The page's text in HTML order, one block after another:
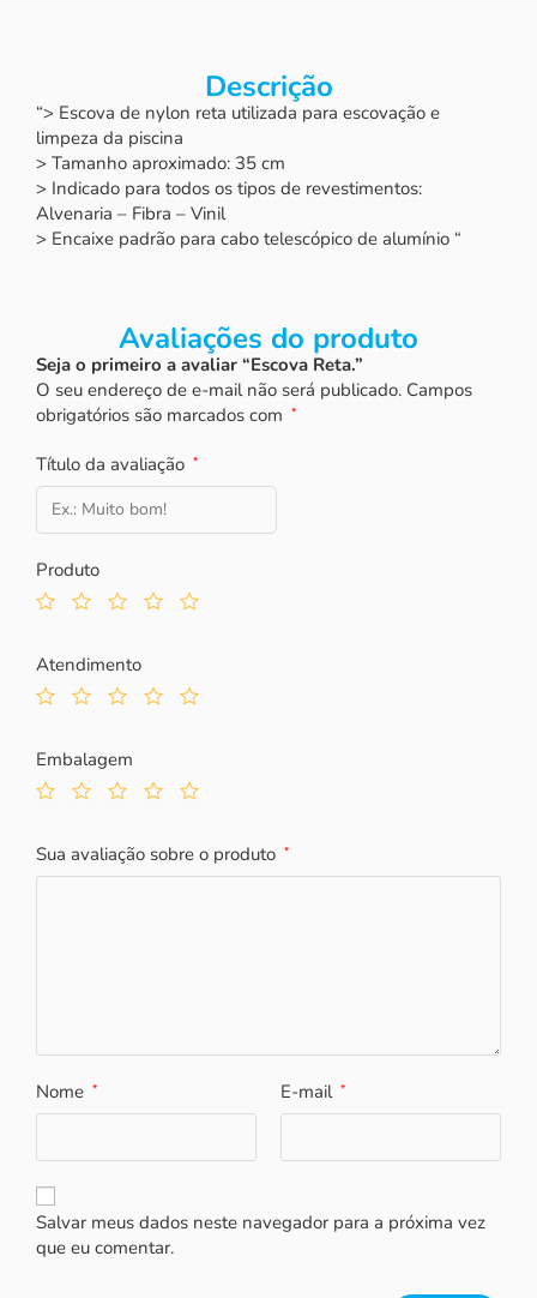
Descrição
“> Escova de nylon reta utilizada para escovação e
limpeza da piscina
> Tamanho aproximado: 35 cm
> Indicado para todos os tipos de revestimentos:
Alvenaria – Fibra – Vinil
> Encaixe padrão para cabo telescópico de alumínio “
Avaliações do produto
Seja o primeiro a avaliar “Escova Reta.”
O seu endereço de e-mail não será publicado. Campos
obrigatórios são marcados com *
Título da avaliação *
Produto
Atendimento
Embalagem
Sua avaliação sobre o produto *
Nome * E-mail *
Salvar meus dados neste navegador para a próxima vez
que eu comentar.